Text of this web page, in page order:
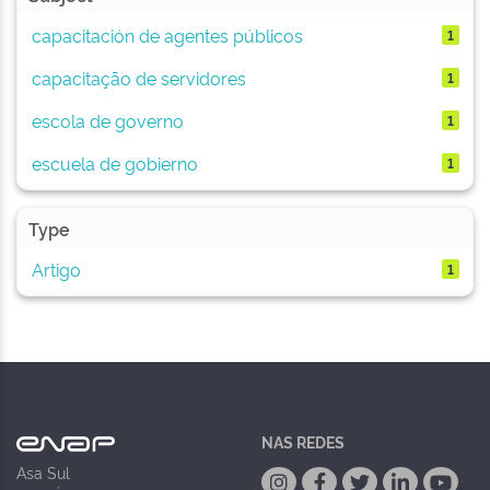
capacitación de agentes públicos
1
capacitação de servidores 1
escola de governo 1
escuela de gobierno 1
Type
Artigo
1
Asa Sul
NAS REDES